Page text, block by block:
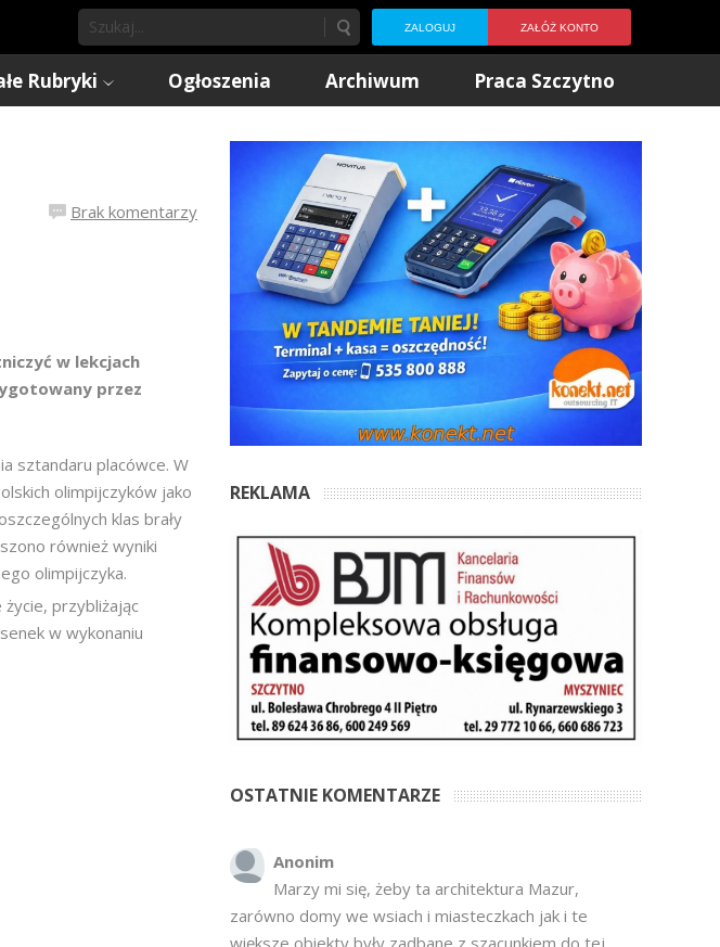
ZALOGUJ ZAŁÓŻ KONTO
Rubryki Ogłoszenia Archiwum Praca Szczytno
Brak komentarzy
w lekcjach
przez
sztandaru placówce. W
olimpijczyków jako
klas brały
również wyniki
olimpijczyka.
przybliżając
w wykonaniu
REKLAMA
OSTATNIE KOMENTARZE
Anonim
Marzy mi się, żeby ta architektura Mazur,
zarówno domy we wsiach i miasteczkach jak i te
większe obiekty były zadbane z szacunkiem do tej